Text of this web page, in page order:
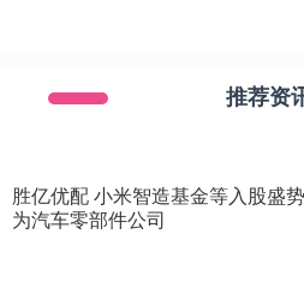
推荐资
胜亿优配 小米智造基金等入股盛
为汽车零部件公司